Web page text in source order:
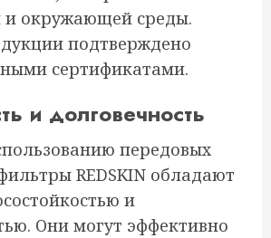
и окружающей среды.
подтверждено
сертификатами.
и долговечность
передовых
REDSKIN обладают
и
Они могут эффективно